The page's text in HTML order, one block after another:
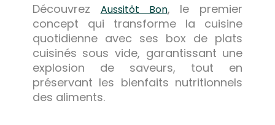
Découvrez Aussitôt Bon, le premier
concept qui transforme la cuisine
quotidienne avec ses box de plats
cuisinés sous vide, garantissant une
explosion de saveurs, tout en
préservant les bienfaits nutritionnels
des aliments.